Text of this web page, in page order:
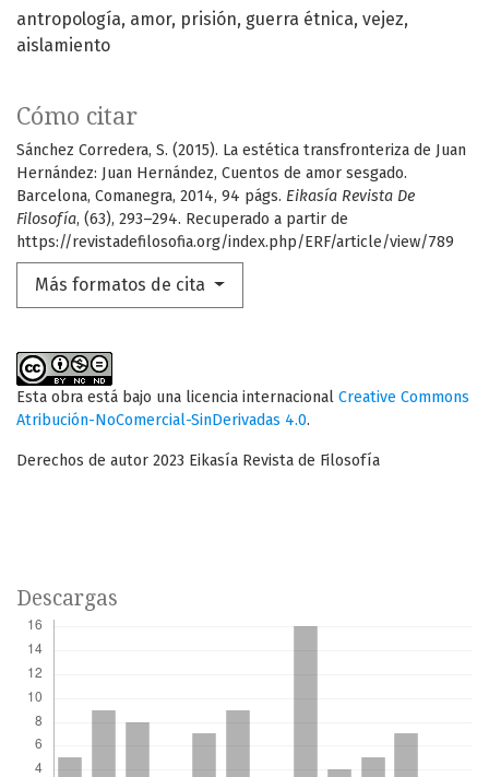
antropología amor prisión guerra étnica vejez
aislamiento
Cómo citar
Sánchez Corredera, S. (2015). La estética transfronteriza de Juan
Hernández: Juan Hernández, Cuentos de amor sesgado.
Barcelona, Comanegra, 2014, 94 págs. Eikasía Revista De
Filosofía, (63), 293–294. Recuperado a partir de
https://revistadefilosofia.org/index.php/ERF/article/view/789
Más formatos de cita
Esta obra está bajo una licencia internacional Creative Commons
Atribución-NoComercial-SinDerivadas 4.0.
Derechos de autor 2023 Eikasía Revista de Filosofía
Descargas